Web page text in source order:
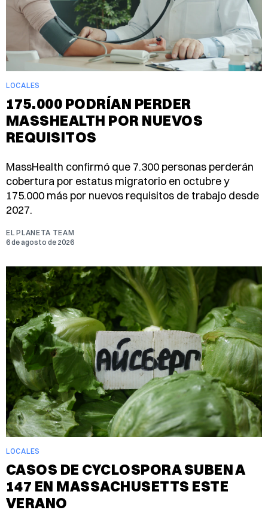
LOCALES
175.000 PODRÍAN PERDER
MASSHEALTH POR NUEVOS
REQUISITOS
MassHealth confirmó que 7.300 personas perderán
cobertura por estatus migratorio en octubre y
175.000 más por nuevos requisitos de trabajo desde
2027.
EL PLANETA TEAM
6 de agosto de 2026
LOCALES
CASOS DE CYCLOSPORA SUBEN A
147 EN MASSACHUSETTS ESTE
VERANO